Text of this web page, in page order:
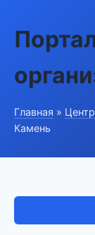
Главная »
Камень